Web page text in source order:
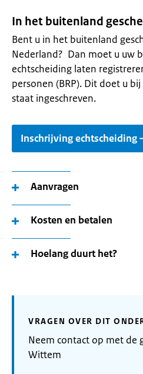
In het buitenland
Bent u in het buitenland
Nederland? Dan moet u uw
echtscheiding laten
personen (BRP). Dit doet u
staat ingeschreven.
Inschrijving echtscheiding
Aanvragen
Kosten en betalen
Hoelang duurt het?
VRAGEN OVER DIT
Neem contact op met de
Wittem